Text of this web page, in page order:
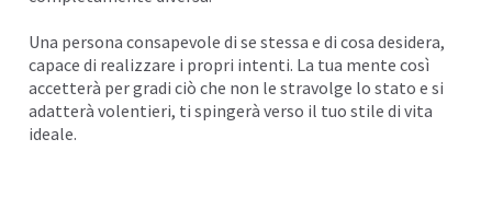
Una persona consapevole di se stessa e di cosa desidera,
capace di realizzare i propri intenti. La tua mente così
accetterà per gradi ciò che non le stravolge lo stato e si
adatterà volentieri, ti spingerà verso il tuo stile di vita
ideale.